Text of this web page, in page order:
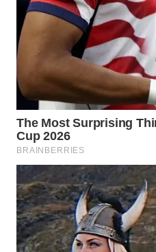
KARO
SIMALUNGUN
WN
LABUHANBATU
WN
TENGAH
WN DELI
SERDANG